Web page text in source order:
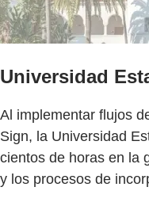
Universidad
Al implementar flujos
Sign, la Universidad
cientos de horas en la
y los procesos de